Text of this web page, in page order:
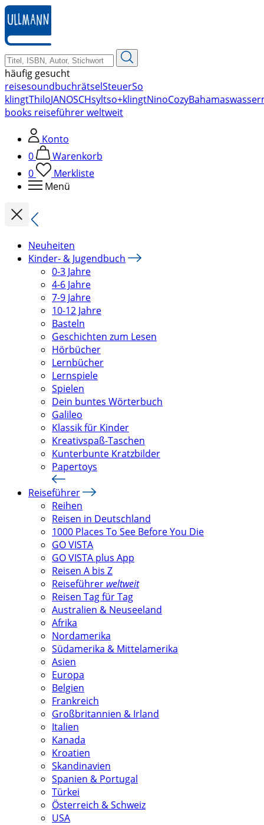
zum
Hauptinhalt
springen
häufig gesucht
reisesoundbuchrätselSteuerSo
klingtThiloJANOSCHsyltso+klingtNinoCozyBahamas
books reiseführer weltweit
Konto
0
Warenkorb
0
Merkliste
Menü
Neuheiten
Kinder- & Jugendbuch
0-3 Jahre
4-6 Jahre
7-9 Jahre
10-12 Jahre
Basteln
Geschichten zum Lesen
Hörbücher
Lernbücher
Lernspiele
Spielen
Dein buntes Wörterbuch
Galileo
Klassik für Kinder
Kreativspaß-Taschen
Kunterbunte Kratzbilder
Papertoys
Reiseführer
Reihen
Reisen in Deutschland
1000 Places To See Before You Die
GO VISTA
GO VISTA plus App
Reisen A bis Z
Reiseführer weltweit
Reisen Tag für Tag
Australien & Neuseeland
Afrika
Nordamerika
Südamerika & Mittelamerika
Asien
Europa
Belgien
Frankreich
Großbritannien & Irland
Italien
Kanada
Kroatien
Skandinavien
Spanien & Portugal
Türkei
Österreich & Schweiz
USA